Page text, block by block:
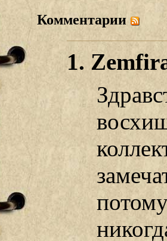
Комментарии
1.